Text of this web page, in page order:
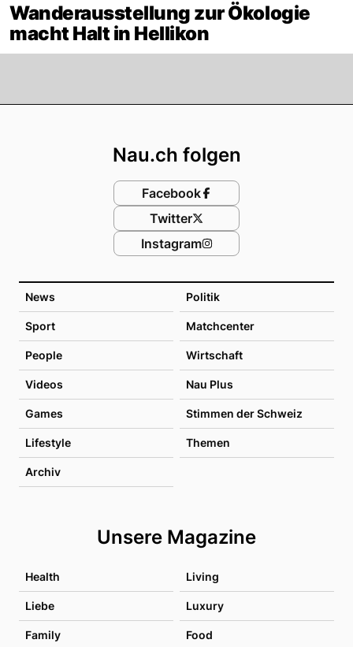
Wanderausstellung zur Ökologie
macht Halt in Hellikon
News Politik
Sport Matchcenter
People Wirtschaft
Videos Nau Plus
Games Stimmen der Schweiz
Lifestyle Themen
Archiv
Unsere Magazine
Health Living
Liebe Luxury
Family Food
Nau.ch folgen
Facebook
Twitter
Instagram